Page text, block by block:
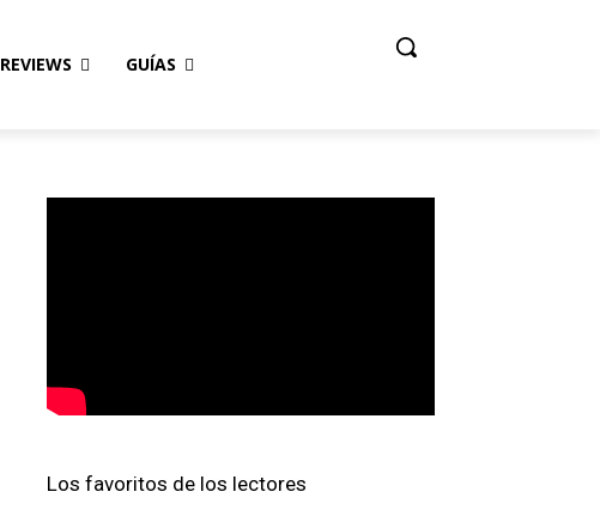
REVIEWS GUÍAS
Los favoritos de los lectores